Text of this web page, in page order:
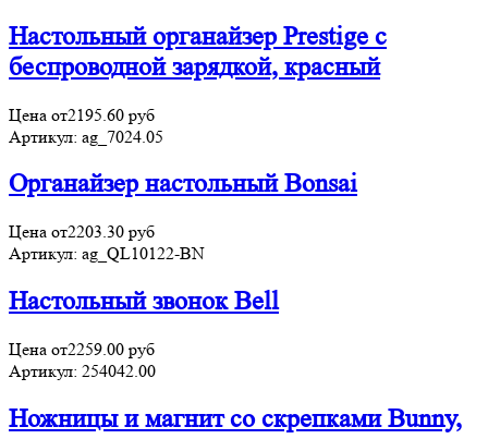
Настольный органайзер Prestige c
беспроводной зарядкой, красный
Цена от2195.60 руб
Артикул: ag_7024.05
Органайзер настольный Bonsai
Цена от2203.30 руб
Артикул: ag_QL10122-BN
Настольный звонок Bell
Цена от2259.00 руб
Артикул: 254042.00
Ножницы и магнит со скрепками Bunny,